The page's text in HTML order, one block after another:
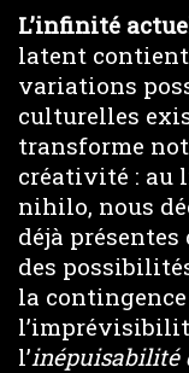
L’infinité
latent
variations
culturelles
transforme
créativité : au
nihilo, nous
déjà présentes
des
la
l’inépuisabilité